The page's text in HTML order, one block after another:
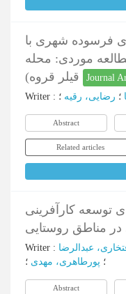
فرسوده شهری با
موردی: محله
Journal
Writer : ؛ رضایی، رقیه ؛
Abstract
Related articles
توسعه کارآفرینی
Writer : عبدالرضا
؛ پورطاهری، مهدی ؛
Abstract